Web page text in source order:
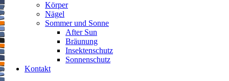
Körper
Nägel
Sommer und Sonne
After Sun
Bräunung
Insektenschutz
Sonnenschutz
Kontakt